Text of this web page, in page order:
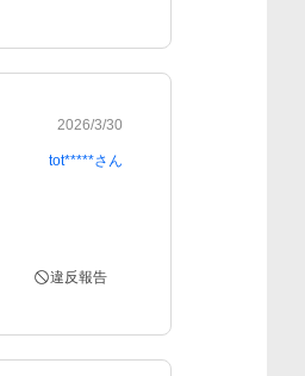
2026/3/30
tot*****さん
違反報告